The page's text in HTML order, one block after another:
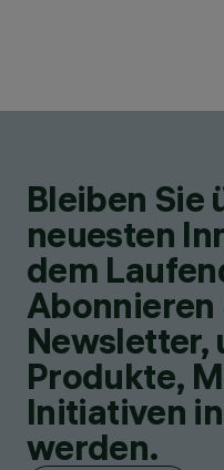
Bleiben Sie
neuesten
dem
Abonnieren
Newsletter,
Produkte,
Initiativen
werden.